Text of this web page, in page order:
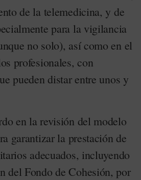
de la telemedicina, y de
para la vigilancia
no solo), así como en el
profesionales, con
pueden distar entre unos y
en la revisión del modelo
garantizar la prestación de
adecuados, incluyendo
del Fondo de Cohesión, por